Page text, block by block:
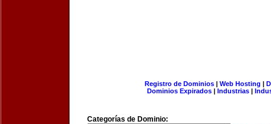
Registro de Dominios| Web Hosting |
Dominios Expirados | Industrias |
Categorías de Dominio: